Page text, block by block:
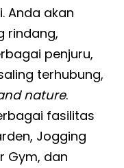
Anda akan
rindang,
penjuru,
terhubung,
nature.
fasilitas
Jogging
Gym, dan